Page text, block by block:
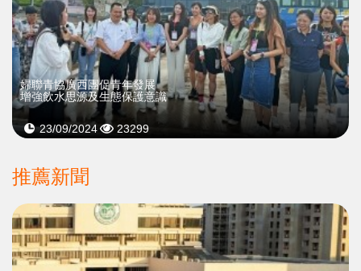
婦聯青協廣西團促青年發展
增強飲水思源及生態保護意識
23/09/2024 23299
推薦新聞